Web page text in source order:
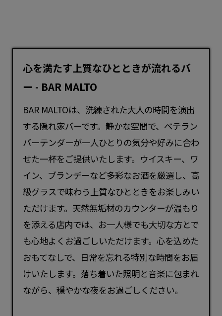
心を満たす上質なひとときが流れるバ
ー - BAR MALTO
BAR MALTOは、洗練された大人の時間を演出
する隠れ家バーです。静かな空間で、ベテラン
バーテンダーが一人ひとりの気分や好みに合わ
せた一杯をご提供いたします。ウイスキー、ワ
イン、ブランデーなど多彩なお酒を厳選し、高
級グラスで味わう上質なひとときをお楽しみい
ただけます。天然無垢材のカウンターが温もり
を添える店内では、お一人様でも大切な方とで
も心地よくお過ごしいただけます。心を込めた
おもてなしで、日常を忘れる特別な時間をお届
けいたします。落ち着いた照明と音楽に包まれ
ながら、穏やかな夜をお過ごしください。